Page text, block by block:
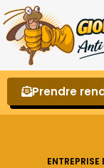
Prendre